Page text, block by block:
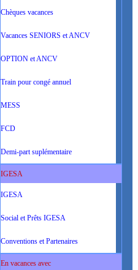
Chèques vacances
Vacances SENIORS et ANCV
OPTION et ANCV
Train pour congé annuel
MESS
FCD
Demi-part suplémentaire
IGESA
IGESA
Social et Prêts IGESA
Conventions et Partenaires
En vacances avec